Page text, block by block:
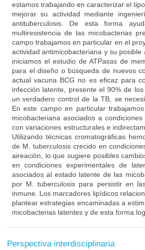
estamos trabajando en caracterizar el
mejorar su actividad mediante
antituberculosis. De esta forma
multiresistencia de las micobacterias
campo trabajamos en particular en el
actividad antimicobacteriana y su
iniciamos el estudio de ATPasas de
para el diseño o búsqueda de nuevos
actual vacuna BCG no es eficaz para
infección latente, presente el 90% de
un verdadero control de la TB, se
En este campo en particular
micobacteriana asociados a
con variaciones estructurales e
Utilizando técnicas cromatográficas
de M. tuberculosis crecido en
aireación, lo que sugiere posibles
en condiciones experimentales de
asociados al estado latente de las
por M. tuberculosis para persistir en
inmune. Los marcadores lipídicos
plantear estrategias encaminadas a
micobacterias latentes y de esta forma
Perspectiva interdisciplinaria